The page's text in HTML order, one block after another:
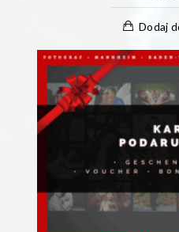
Dodaj